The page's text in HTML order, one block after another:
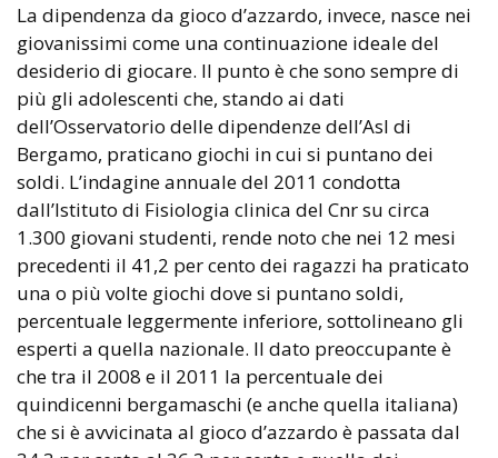
La dipendenza da gioco d’azzardo, invece, nasce nei
giovanissimi come una continuazione ideale del
desiderio di giocare. Il punto è che sono sempre di
più gli adolescenti che, stando ai dati
dell’Osservatorio delle dipendenze dell’Asl di
Bergamo, praticano giochi in cui si puntano dei
soldi. L’indagine annuale del 2011 condotta
dall’Istituto di Fisiologia clinica del Cnr su circa
1.300 giovani studenti, rende noto che nei 12 mesi
precedenti il 41,2 per cento dei ragazzi ha praticato
una o più volte giochi dove si puntano soldi,
percentuale leggermente inferiore, sottolineano gli
esperti a quella nazionale. Il dato preoccupante è
che tra il 2008 e il 2011 la percentuale dei
quindicenni bergamaschi (e anche quella italiana)
che si è avvicinata al gioco d’azzardo è passata dal